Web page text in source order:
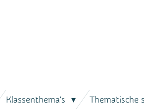
Klassenthema's Thematische